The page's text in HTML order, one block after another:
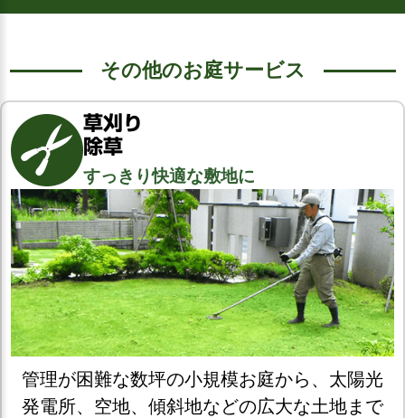
その他のお庭サービス
草刈り
除草
すっきり快適な敷地に
管理が困難な数坪の小規模お庭から、太陽光
発電所、空地、傾斜地などの広大な土地まで